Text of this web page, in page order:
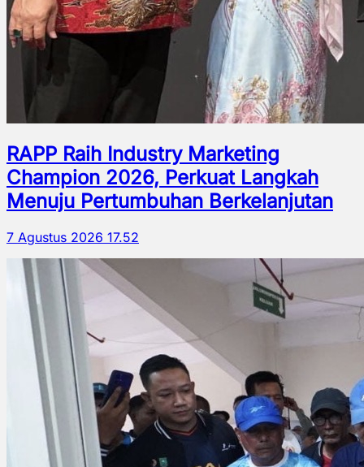
RAPP Raih Industry Marketing
Champion 2026, Perkuat Langkah
Menuju Pertumbuhan Berkelanjutan
7 Agustus 2026 17.52